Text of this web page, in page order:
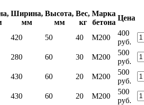
Ширина,
мм
Высота,
мм
Вес,
кг
Марка
бетона
Цена
420 50 40 М200
400
руб.
280 60 30 М200
500
руб.
430 60 20 М200
500
руб.
430 60 20 М200
500
руб.